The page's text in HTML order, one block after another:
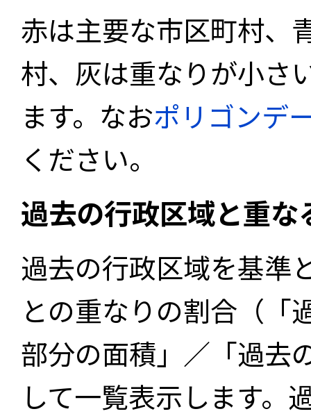
赤は主要な市区町村、
村、灰は重なりが小さ
ます。なおポリゴンデ
ください。
過去の行政区域と重
過去の行政区域を基準
との重なりの割合（「
部分の面積」／「過去
して一覧表示します。